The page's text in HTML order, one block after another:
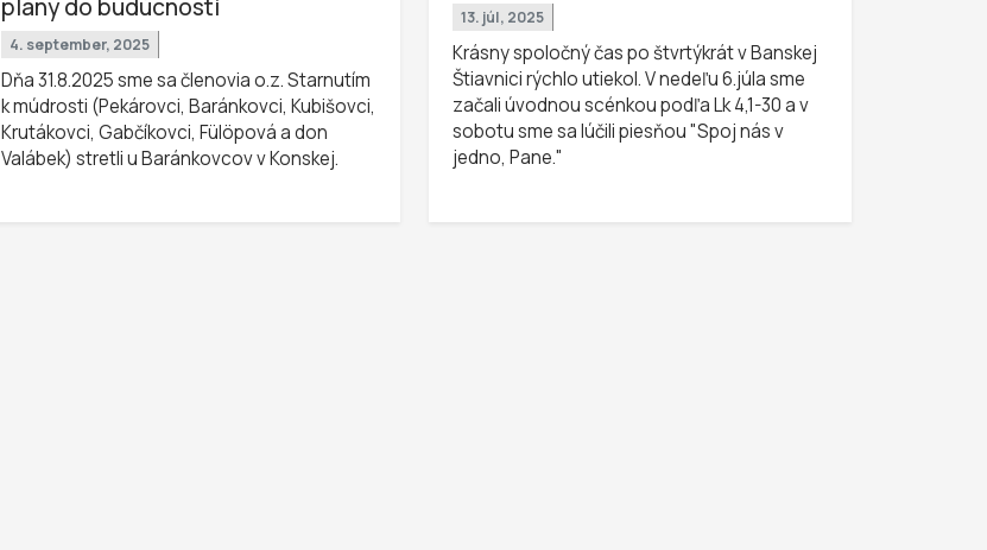
plány do budúcnosti
4. september, 2025
Dňa 31.8.2025 sme sa členovia o.z. Starnutím
k múdrosti (Pekárovci, Baránkovci, Kubišovci,
Krutákovci, Gabčíkovci, Fülöpová a don
Valábek) stretli u Baránkovcov v Konskej.
13. júl, 2025
Krásny spoločný čas po štvrtýkrát v Banskej
Štiavnici rýchlo utiekol. V nedeľu 6.júla sme
začali úvodnou scénkou podľa Lk 4,1-30 a v
sobotu sme sa lúčili piesňou "Spoj nás v
jedno, Pane."